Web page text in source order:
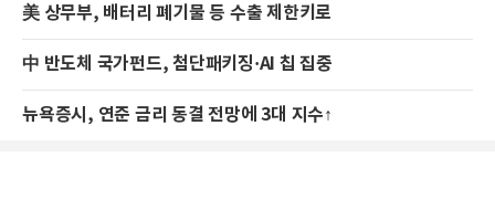
美 상무부, 배터리 폐기물 등 수출 제한키로
中 반도체 국가펀드, 첨단패키징·AI 칩 집중
뉴욕증시, 연준 금리 동결 전망에 3대 지수↑